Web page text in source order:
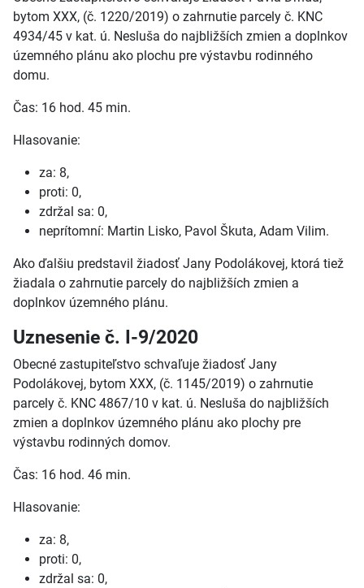
bytom XXX, (č. 1220/2019) o zahrnutie parcely č. KNC
4934/45 v kat. ú. Nesluša do najbližších zmien a doplnkov
územného plánu ako plochu pre výstavbu rodinného
domu.
Čas: 16 hod. 45 min.
Hlasovanie:
za: 8,
proti: 0,
zdržal sa: 0,
neprítomní: Martin Lisko, Pavol Škuta, Adam Vilim.
Ako ďalšiu predstavil žiadosť Jany Podolákovej, ktorá tiež
žiadala o zahrnutie parcely do najbližších zmien a
doplnkov územného plánu.
Uznesenie č. I-9/2020
Obecné zastupiteľstvo schvaľuje žiadosť Jany
Podolákovej, bytom XXX, (č. 1145/2019) o zahrnutie
parcely č. KNC 4867/10 v kat. ú. Nesluša do najbližších
zmien a doplnkov územného plánu ako plochy pre
výstavbu rodinných domov.
Čas: 16 hod. 46 min.
Hlasovanie:
za: 8,
proti: 0,
zdržal sa: 0,